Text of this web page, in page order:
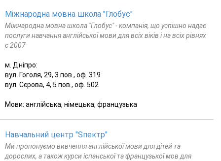
Міжнародна мовна школа "Глобус"
Міжнародна мовна школа "Глобус" - компанія, що успішно надає
послуги навчання англійської мови для всіх віків і на всіх рівнях
c 2007
м. Дніпро:
вул. Гоголя, 29, 3 пов., оф. 319
вул. Сєрова, 4, 5 пов., оф. 502
Мови: англійська, німецька, французька
Навчальний центр "Sпектр"
Ми пропонуємо вивчення англійської мови для дітей та
дорослих, а також курси іспанської та французької мов для